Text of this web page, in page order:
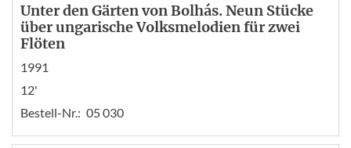
Unter den Gärten von Bolhás. Neun Stücke
über ungarische Volksmelodien für zwei
Flöten
1991
12'
Bestell-Nr.: 05 030